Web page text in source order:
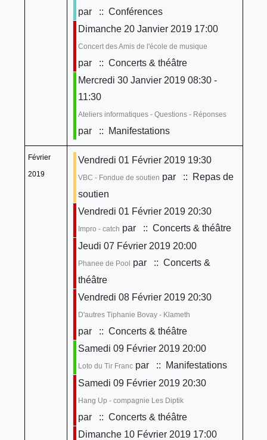
par
:: Conférences
Dimanche 20 Janvier 2019 17:00
Concert des Amis de l'école de musique
par
:: Concerts & théâtre
Mercredi 30 Janvier 2019 08:30 -
11:30
Ateliers informatiques - Questions - Réponses
par :: Manifestations
Février
2019
Vendredi 01 Février 2019 19:30
VBC - Fondue de soutien par
:: Repas de
soutien
Vendredi 01 Février 2019 20:30
Impro - catch par
:: Concerts & théâtre
Jeudi 07 Février 2019 20:00
Phanee de Pool par
:: Concerts &
théâtre
Vendredi 08 Février 2019 20:30
D'autres Tiphanie Bovay - Klameth
par
:: Concerts & théâtre
Samedi 09 Février 2019 20:00
Loto du Tir Francpar
:: Manifestations
Samedi 09 Février 2019 20:30
Hang Up - compagnie Les Diptik
par
:: Concerts & théâtre
Dimanche 10 Février 2019 17:00